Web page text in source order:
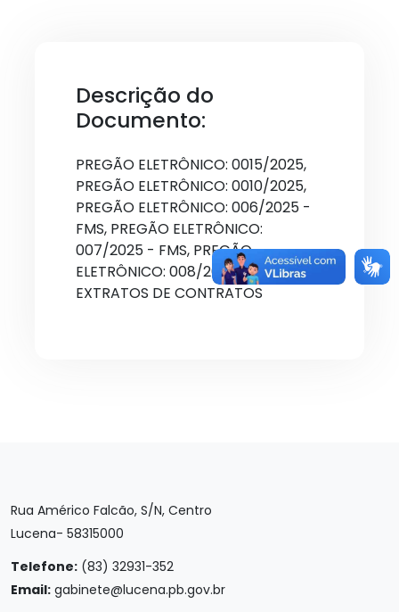
Descrição do
Documento:
PREGÃO ELETRÔNICO: 0015/2025,
PREGÃO ELETRÔNICO: 0010/2025,
PREGÃO ELETRÔNICO: 006/2025 -
FMS, PREGÃO ELETRÔNICO:
007/2025 - FMS, PREGÃO
ELETRÔNICO: 008/2025 - FMS e
EXTRATOS DE CONTRATOS
Rua Américo Falcão, S/N, Centro
Lucena- 58315000
Telefone: (83) 32931-352
Email: gabinete@lucena.pb.gov.br